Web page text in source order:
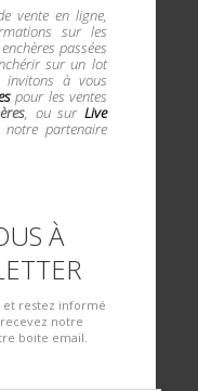
vente en ligne,
sur les
passées
sur un lot
invitons à vous
pour les ventes
, ou sur Live
partenaire
À
et restez informé
notre
boite email.